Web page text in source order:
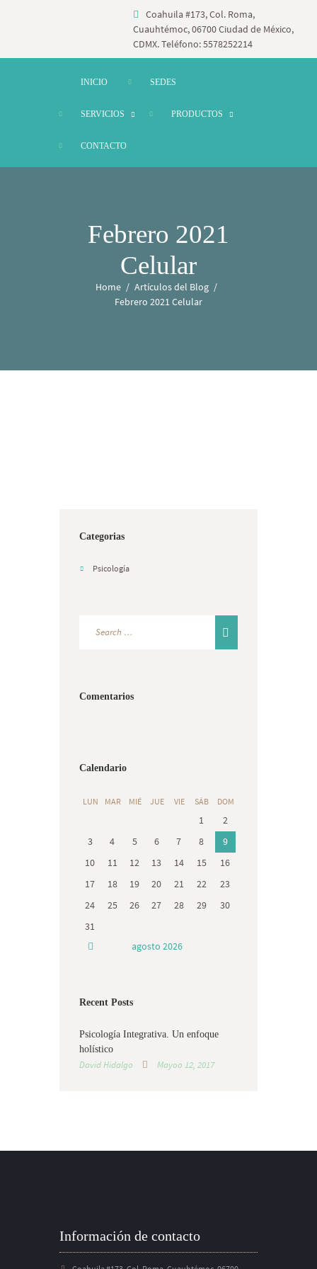
Coahuila #173, Col. Roma,
Cuauhtémoc, 06700 Ciudad de México,
CDMX. Teléfono: 5578252214
INICIO SEDES
SERVICIOS PRODUCTOS
CONTACTO
Febrero 2021
Celular
Home
Artículos del Blog
Febrero 2021 Celular
Categorias
Psicología
Comentarios
Calendario
LUN MAR MIÉ JUE VIE SÁB DOM
1
2
3
4 5 6 7 8
9
10
11 12 13 14 15
16
17
18 19 20 21 22
23
24
25 26 27 28 29
30
31
agosto 2026
Recent Posts
Psicología Integrativa. Un enfoque
holístico
David Hidalgo Mayoo 12, 2017
Información de contacto